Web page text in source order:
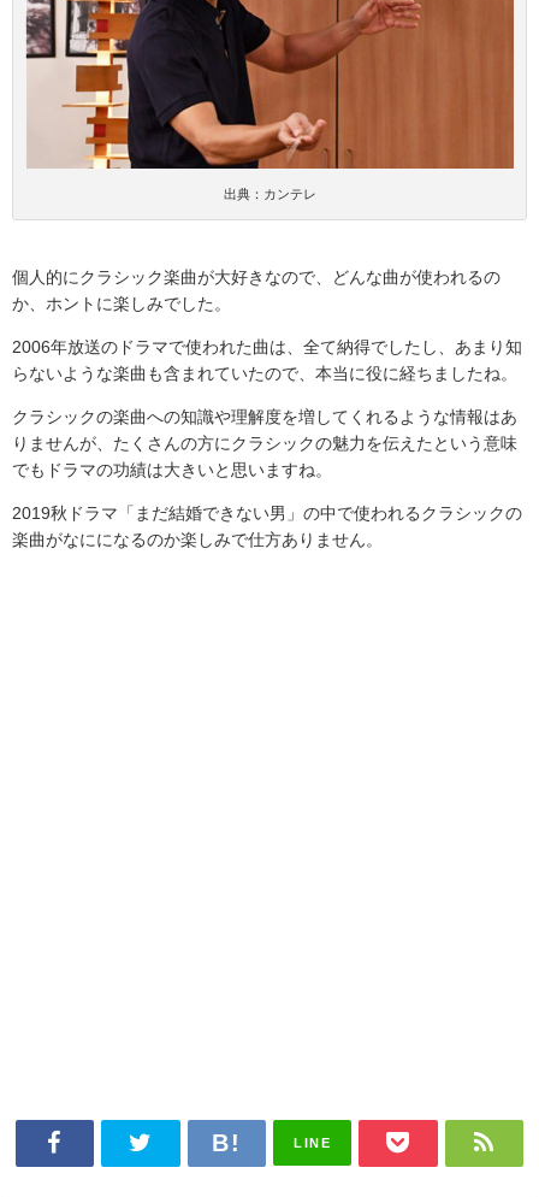
出典：カンテレ
個人的にクラシック楽曲が大好きなので、どんな曲が使われるの
か、ホントに楽しみでした。
2006年放送のドラマで使われた曲は、全て納得でしたし、あまり知
らないような楽曲も含まれていたので、本当に役に経ちましたね。
クラシックの楽曲への知識や理解度を増してくれるような情報はあ
りませんが、たくさんの方にクラシックの魅力を伝えたという意味
でもドラマの功績は大きいと思いますね。
2019秋ドラマ「まだ結婚できない男」の中で使われるクラシックの
楽曲がなにになるのか楽しみで仕方ありません。
LINE